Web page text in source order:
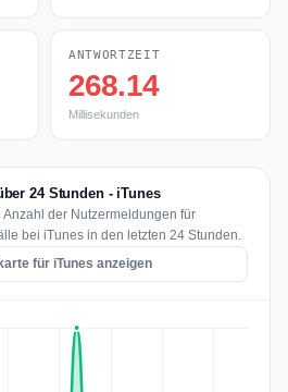
ANTWORTZEIT
268.14
Millisekunden
24 Stunden - iTunes
der Nutzermeldungen für
bei iTunes in den letzten 24 Stunden.
für iTunes anzeigen